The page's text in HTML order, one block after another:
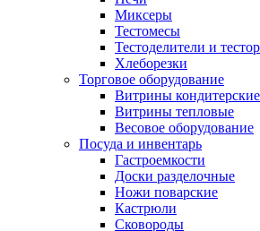
Миксеры
Тестомесы
Тестоделители и
Хлеборезки
Торговое оборудование
Витрины кондитерские
Витрины тепловые
Весовое оборудование
Посуда и инвентарь
Гастроемкости
Доски разделочные
Ножи поварские
Кастрюли
Сковороды